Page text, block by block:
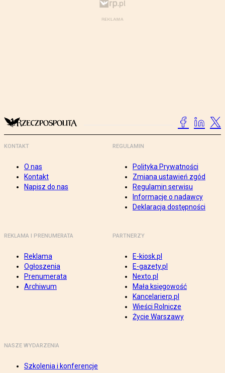
KONTAKT
O nas
Kontakt
Napisz do nas
REGULAMIN
Polityka Prywatności
Zmiana ustawień zgód
Regulamin serwisu
Informacje o nadawcy
Deklaracja dostępności
REKLAMA I PRENUMERATA
Reklama
Ogłoszenia
Prenumerata
Archiwum
PARTNERZY
E-kiosk.pl
E-gazety.pl
Nexto.pl
Mała księgowość
Kancelarierp.pl
Wieści Rolnicze
Życie Warszawy
NASZE WYDARZENIA
Szkolenia i konferencje